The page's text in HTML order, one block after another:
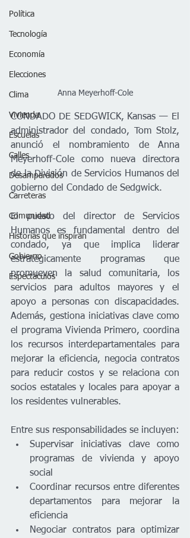
Política
Tecnología
Economía
Elecciones
Clima
Vivienda
Escuelas
Calles
Desamparados
Carreteras
Comunidad
Historias que inspiran
Gobierno
Espectáculos
Anna Meyerhoff-Cole
CONDADO DE SEDGWICK, Kansas — El
administrador del condado, Tom Stolz,
anunció el nombramiento de Anna
Meyerhoff-Cole como nueva directora
de la División de Servicios Humanos del
gobierno del Condado de Sedgwick.
El puesto del director de Servicios
Humanos es fundamental dentro del
condado, ya que implica liderar
estratégicamente programas que
promueven la salud comunitaria, los
servicios para adultos mayores y el
apoyo a personas con discapacidades.
Además, gestiona iniciativas clave como
el programa Vivienda Primero, coordina
los recursos interdepartamentales para
mejorar la eficiencia, negocia contratos
para reducir costos y se relaciona con
socios estatales y locales para apoyar a
los residentes vulnerables.
Entre sus responsabilidades se incluyen:
Supervisar iniciativas clave como
programas de vivienda y apoyo
social
Coordinar recursos entre diferentes
departamentos para mejorar la
eficiencia
Negociar contratos para optimizar